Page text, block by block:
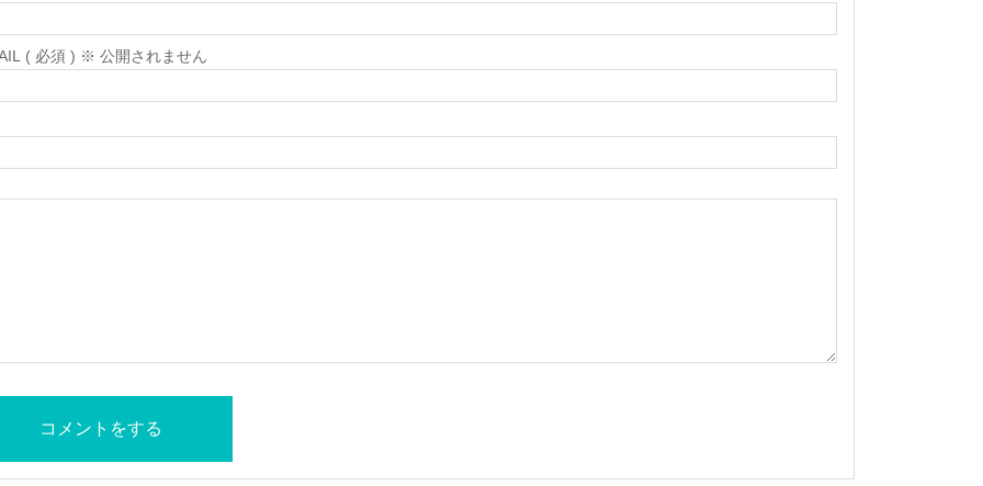
( 必須 ) ※ 公開されません